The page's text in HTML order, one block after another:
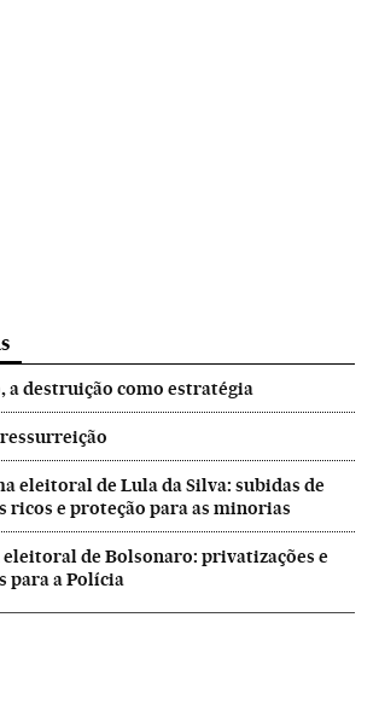
a destruição como estratégia
eleitoral de Lula da Silva: subidas de
ricos e proteção para as minorias
de Bolsonaro: privatizações e
para a Polícia